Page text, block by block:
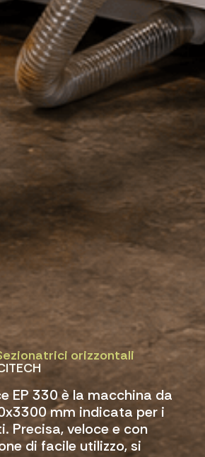
orizzontali
EP 330 è la macchina da
mm indicata per i
Precisa, veloce e con
di facile utilizzo, si